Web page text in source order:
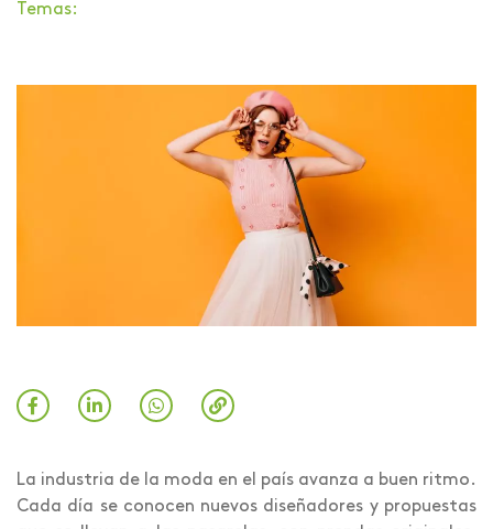
Temas:
La industria de la moda en el país avanza a buen ritmo.
Cada día se conocen nuevos diseñadores y propuestas